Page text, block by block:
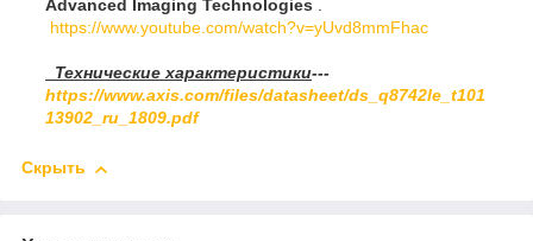
Advanced Imaging Technologies .
https://www.youtube.com/watch?v=yUvd8mmFhac
Технические характеристики---
https://www.axis.com/files/datasheet/ds_q8742le_t101
13902_ru_1809.pdf
Скрыть